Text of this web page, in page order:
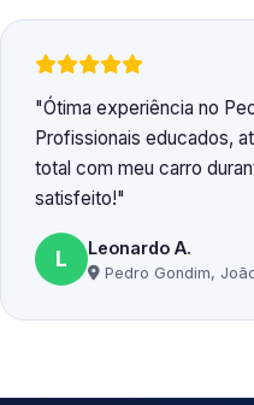
Ótima experiência no
Profissionais educados,
total com meu carro
satisfeito!
L Leonardo A.
Pedro Gondim,